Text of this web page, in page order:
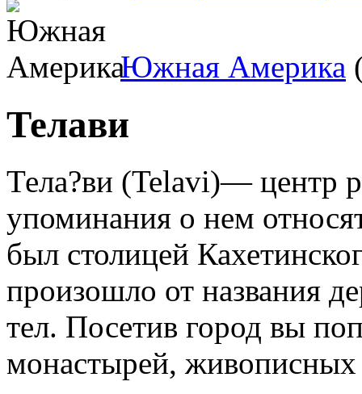
Южная Америка
Телави
Тела?ви (Telavi)— центр
упоминания о нем
был столицей
произошло от названия
тел. Посетив город вы
монастырей, живописных